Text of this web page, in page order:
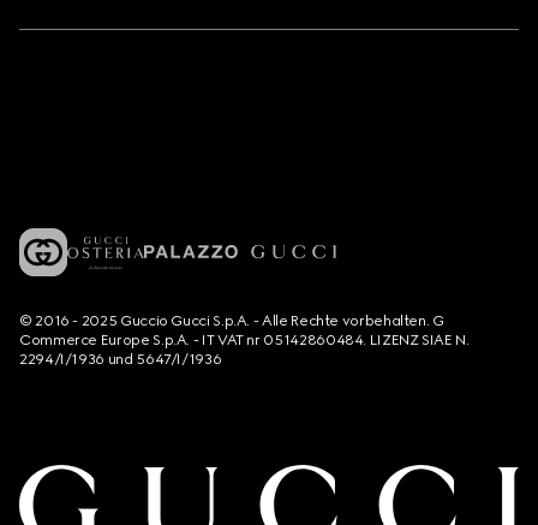
© 2016 - 2025 Guccio Gucci S.p.A. - Alle Rechte vorbehalten. G
Commerce Europe S.p.A. - IT VAT nr 05142860484. LIZENZ SIAE N.
2294/I/1936 und 5647/I/1936